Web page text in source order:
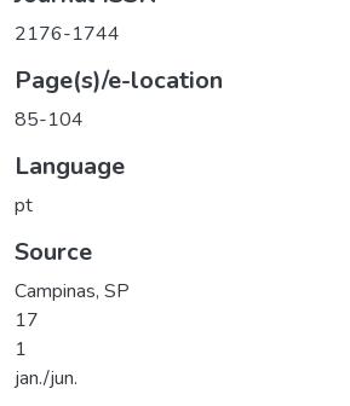
2176-1744
Page(s)/e-location
85-104
Language
pt
Source
Campinas, SP
17
1
jan./jun.